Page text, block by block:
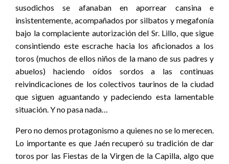
susodichos se afanaban en aporrear cansina e
insistentemente, acompañados por silbatos y megafonía
bajo la complaciente autorización del Sr. Lillo, que sigue
consintiendo este escrache hacia los aficionados a los
toros (muchos de ellos niños de la mano de sus padres y
abuelos) haciendo oídos sordos a las continuas
reivindicaciones de los colectivos taurinos de la ciudad
que siguen aguantando y padeciendo esta lamentable
situación. Y no pasa nada…
Pero no demos protagonismo a quienes no se lo merecen.
Lo importante es que Jaén recuperó su tradición de dar
toros por las Fiestas de la Virgen de la Capilla, algo que